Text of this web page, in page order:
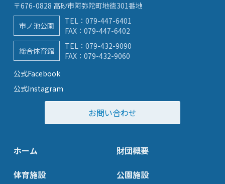
〒676-0828 高砂市阿弥陀町地徳301番地
市ノ池公園
TEL： 079-447-6401
FAX：079-447-6402
総合体育館
TEL： 079-432-9090
FAX：079-432-9060
公式Facebook
公式Instagram
お問い合わせ
ホーム
財団概要
体育施設
公園施設